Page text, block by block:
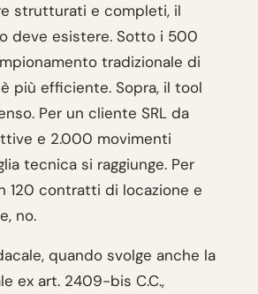
strutturati e completi, il
deve esistere. Sotto i 500
tradizionale di
più efficiente. Sopra, il tool
Per un cliente SRL da
e 2.000 movimenti
tecnica si raggiunge. Per
120 contratti di locazione e
no.
quando svolge anche la
ex art. 2409-bis C.C.,